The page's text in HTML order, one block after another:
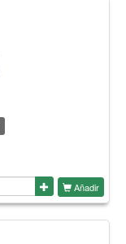
Añadir